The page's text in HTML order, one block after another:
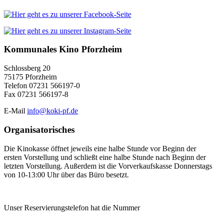
Kommunales Kino Pforzheim
Schlossberg 20
75175 Pforzheim
Telefon 07231 566197-0
Fax 07231 566197-8
E-Mail info@koki-pf.de
Organisatorisches
Die Kinokasse öffnet jeweils eine halbe Stunde vor Beginn der
ersten Vorstellung und schließt eine halbe Stunde nach Beginn der
letzten Vorstellung. Außerdem ist die Vorverkaufskasse Donnerstags
von 10-13:00 Uhr über das Büro besetzt.
Unser Reservierungstelefon hat die Nummer